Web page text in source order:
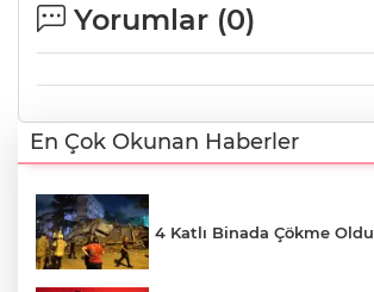
Yorumlar (0)
En Çok Okunan Haberler
4 Katlı Binada Çökme Oldu